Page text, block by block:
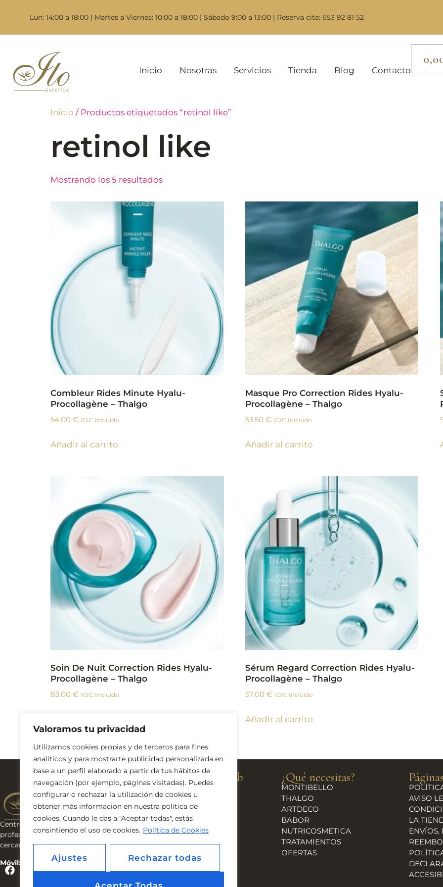
Valoramos tu privacidad
Utilizamos cookies propias y de terceros para fines
analíticos y para mostrarte publicidad personalizada en
base a un perfil elaborado a partir de tus hábitos de
navegación (por ejemplo, páginas visitadas). Puedes
configurar o rechazar la utilización de cookies u
obtener más información en nuestra política de
cookies. Cuando le das a "Aceptar todas", estás
consintiendo el uso de cookies. Política de Cookies
Ajustes Rechazar todas
Lun: 14:00 a 18:00 | Martes a Viernes: 10:00 a 18:00 | Sábado 9:00 a 13:00 | Reserva cita: 653 92 81 52
Inicio Nosotras Servicios Tienda Blog Contacto
Inicio / Productos etiquetados “retinol like”
retinol like
Mostrando los 5 resultados
Combleur Rides Minute Hyalu-
Procollagène – Thalgo
54,00 € IGIC Incluido
Añadir al carrito
Masque Pro Correction Rides Hyalu-
Procollagène – Thalgo
53,50 € IGIC Incluido
Añadir al carrito
Soin De Nuit Correction Rides Hyalu-
Procollagène – Thalgo
83,00 € IGIC Incluido
Sérum Regard Correction Rides Hyalu-
Procollagène – Thalgo
57,00 € IGIC Incluido
Añadir al carrito
Centro de estética & bienestar. Cosmética
profesional, tratamientos avanzados y trato
cercano en Tenerife.
Móvil: 653 928 152
Navega por la web
INICIO
NOSOTRAS
SERVICIOS
TIENDA
BLOG
CONTACTO
¿Qué necesitas?
MONTIBELLO
THALGO
ARTDECO
BABOR
NUTRICOSMETICA
TRATAMIENTOS
OFERTAS
AVISO
LA
ENVÍOS,